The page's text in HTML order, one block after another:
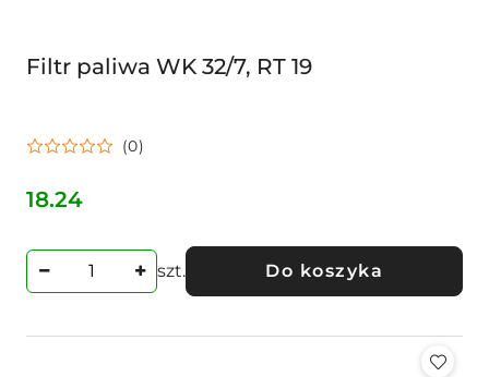
Filtr paliwa WK 32/7, RT 19
(0)
Cena:
18.24
szt. Do koszyka